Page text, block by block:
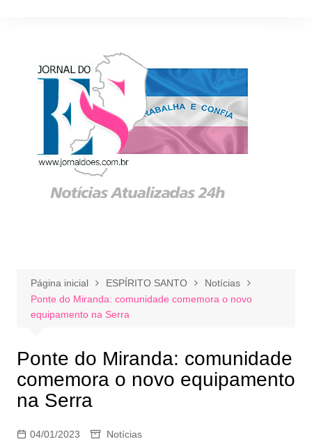
Página inicial ESPÍRITO SANTO
Notícias
Ponte do Miranda: comunidade comemora o novo
equipamento na Serra
Ponte do Miranda: comunidade
comemora o novo equipamento
na Serra
04/01/2023 Notícias